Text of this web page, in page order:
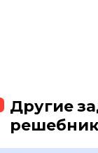
Другие